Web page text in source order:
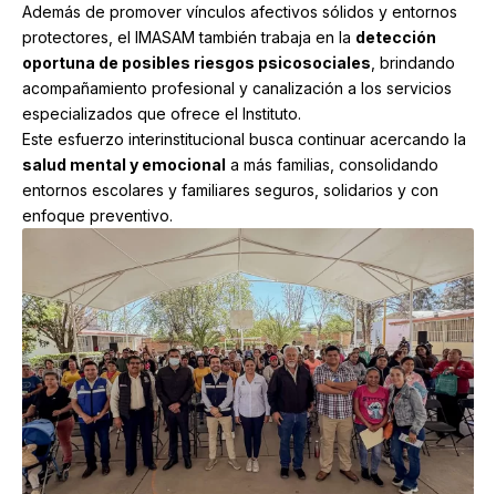
Además de promover vínculos afectivos sólidos y entornos
protectores, el IMASAM también trabaja en la detección
oportuna de posibles riesgos psicosociales , brindando
acompañamiento profesional y canalización a los servicios
especializados que ofrece el Instituto.
Este esfuerzo interinstitucional busca continuar acercando la
salud mental y emocional a más familias, consolidando
entornos escolares y familiares seguros, solidarios y con
enfoque preventivo.